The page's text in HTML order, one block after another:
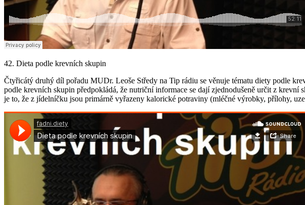
42. Dieta podle krevních skupin
Čtyřicátý druhý díl pořadu MUDr. Leoše Středy na Tip rádiu se věnuje tématu diety podle
podle krevních skupin předpokládá, že nutriční informace se dají zjednodušeně určit z
je to, že z jídelníčku jsou primárně vyřazeny kalorické potraviny (mléčné výrobky, přílohy,